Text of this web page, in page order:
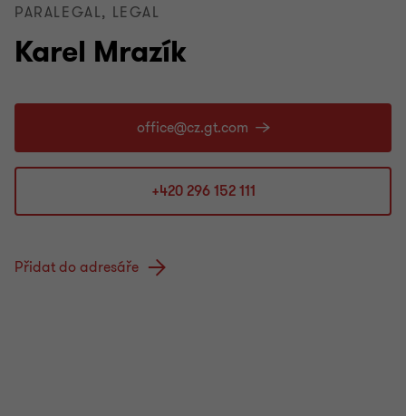
Karel Mrazík
PARALEGAL, LEGAL
+420 296 152 111
Přidat do adresáře